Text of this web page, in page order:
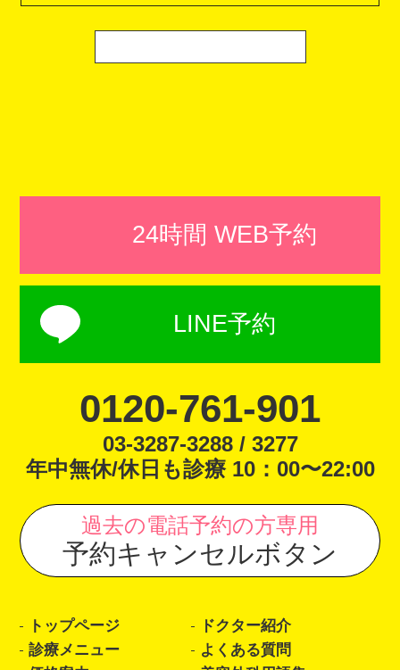
24時間 WEB予約
LINE予約
0120-761-901
03-3287-3288 / 3277
年中無休/休日も診療 10：00〜22:00
過去の電話予約の方専用
予約キャンセルボタン
トップページ
ドクター紹介
診療メニュー
よくある質問